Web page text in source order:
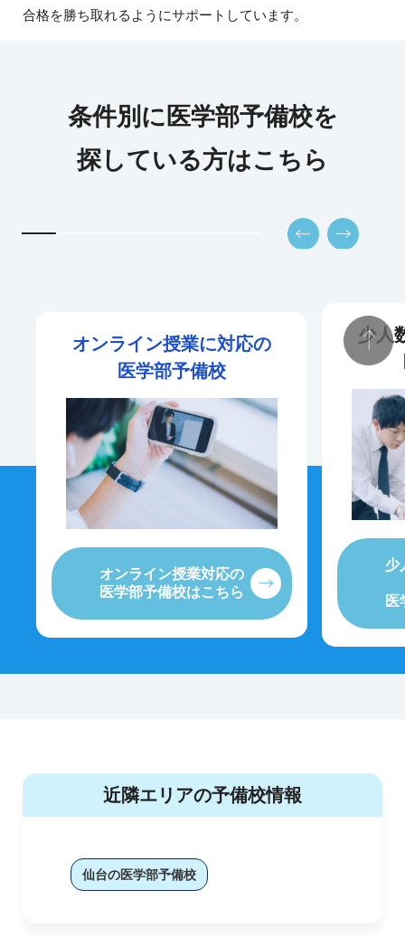
合格を勝ち取れるようにサポートしています。
条件別に医学部予備校を
探している方はこちら
オンライン授業に対応の
医学部予備校
オンライン授業対応の
医学部予備校はこちら
少人
少
医
近隣エリアの予備校情報
仙台の医学部予備校